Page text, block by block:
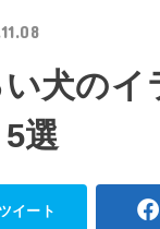
犬のイ
選
ツイート